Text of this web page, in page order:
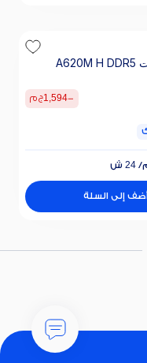
لوحة رئيسية جيجابايت A620M H DDR5
-
1,594ج م
إلى السلة